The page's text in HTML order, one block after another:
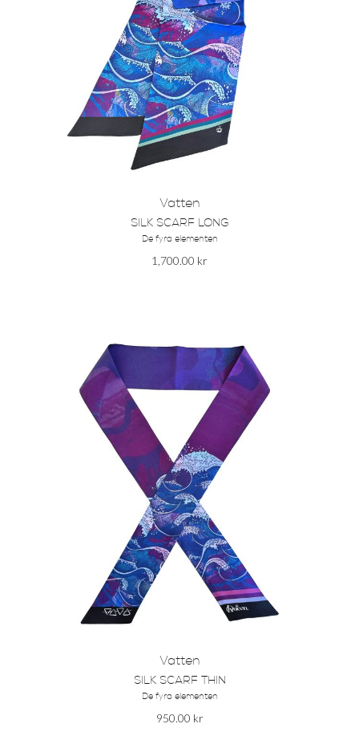
Vatten
SILK SCARF LONG
De fyra elementen
1,700.00 kr
Vatten
SILK SCARF THIN
De fyra elementen
950.00 kr